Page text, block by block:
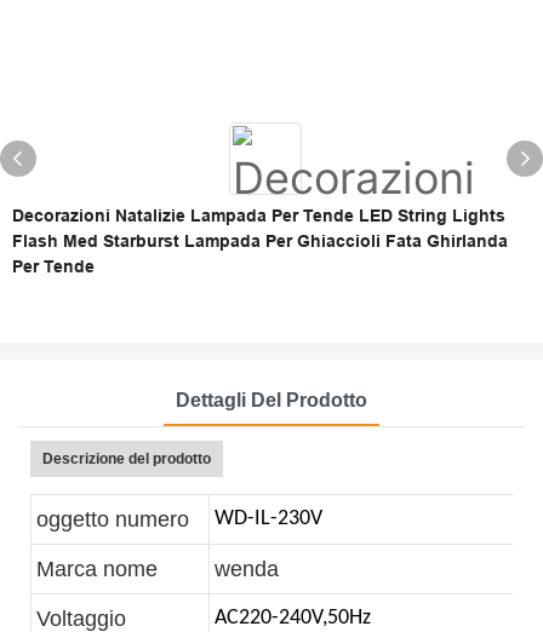
Decorazioni Natalizie Lampada Per Tende LED String Lights
Flash Med Starburst Lampada Per Ghiaccioli Fata Ghirlanda
Per Tende
Dettagli Del Prodotto
Descrizione del prodotto
oggetto numero WD-IL-230V
Marca nome wenda
Voltaggio AC220-240V,50Hz